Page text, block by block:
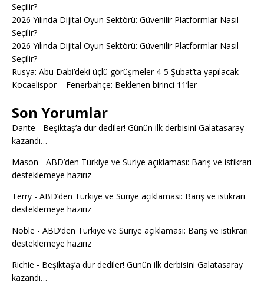
Seçilir?
2026 Yılında Dijital Oyun Sektörü: Güvenilir Platformlar Nasıl
Seçilir?
2026 Yılında Dijital Oyun Sektörü: Güvenilir Platformlar Nasıl
Seçilir?
Rusya: Abu Dabi’deki üçlü görüşmeler 4-5 Şubat’ta yapılacak
Kocaelispor – Fenerbahçe: Beklenen birinci 11’ler
Son Yorumlar
Dante - Beşiktaş’a dur dediler! Günün ilk derbisini Galatasaray
kazandı…
Mason - ABD’den Türkiye ve Suriye açıklaması: Barış ve istikrarı
desteklemeye hazırız
Terry - ABD’den Türkiye ve Suriye açıklaması: Barış ve istikrarı
desteklemeye hazırız
Noble - ABD’den Türkiye ve Suriye açıklaması: Barış ve istikrarı
desteklemeye hazırız
Richie - Beşiktaş’a dur dediler! Günün ilk derbisini Galatasaray
kazandı…